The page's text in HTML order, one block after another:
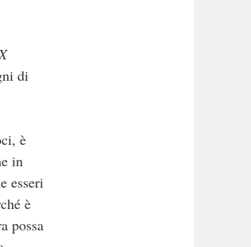
di
è
in
esseri
è
possa